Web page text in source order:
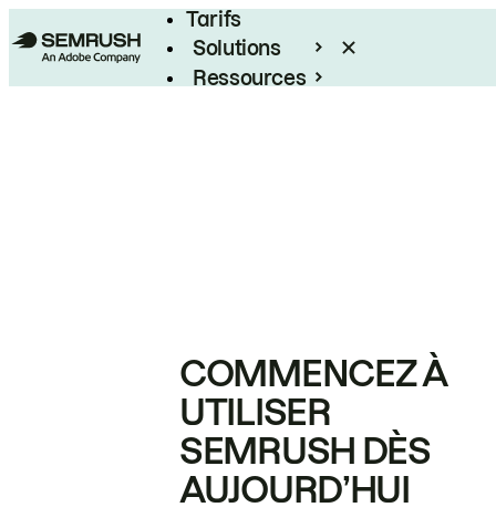
Tarifs
Solutions
Ressources
COMMENCEZ À
UTILISER
SEMRUSH DÈS
AUJOURD’HUI